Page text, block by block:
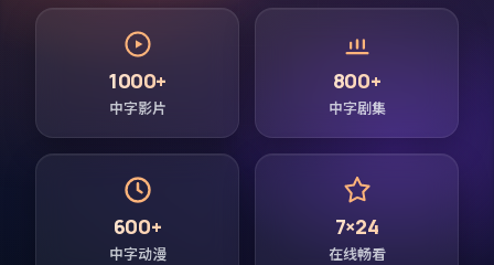
1000+
中字影片
800+
中字剧集
600+
中字动漫
7×24
在线畅看